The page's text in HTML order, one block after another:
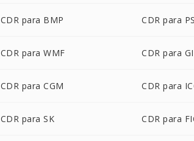
CDR para BMP CDR para PS
CDR para WMF CDR para
CDR para CGM CDR para
CDR para SK CDR para